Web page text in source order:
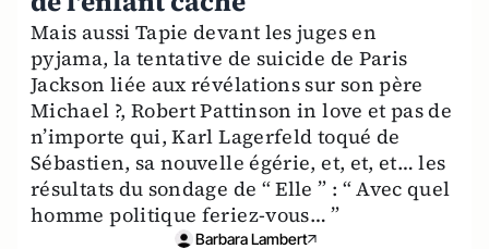
Mais aussi Tapie devant les juges en
pyjama, la tentative de suicide de Paris
Jackson liée aux révélations sur son père
Michael ?, Robert Pattinson in love et pas de
n’importe qui, Karl Lagerfeld toqué de
Sébastien, sa nouvelle égérie, et, et, et… les
résultats du sondage de “ Elle ” : “ Avec quel
homme politique feriez-vous… ”
Barbara Lambert